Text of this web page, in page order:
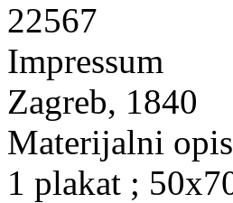
22567
Impressum
Zagreb, 1840
Materijalni opis
1 plakat ;